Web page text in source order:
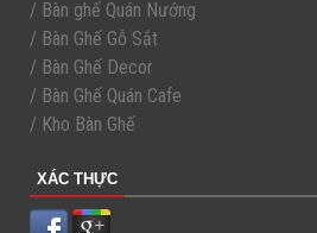
/ Bàn ghế Quán Nướng
/ Bàn Ghế Gỗ Sắt
/ Bàn Ghế Decor
/ Bàn Ghế Quán Cafe
/ Kho Bàn Ghế
XÁC THỰC